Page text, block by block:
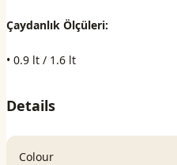
Çaydanlık Ölçüleri:
• 0.9 lt / 1.6 lt
Details
Colour